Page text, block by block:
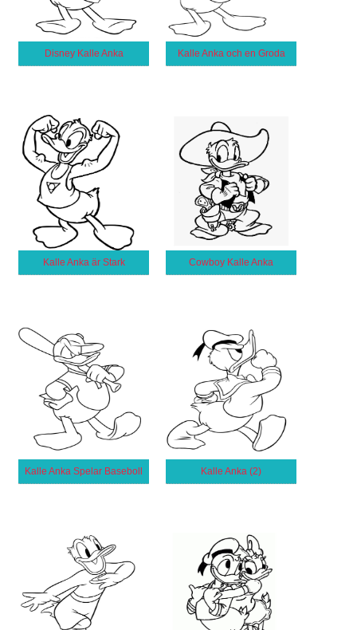
Disney Kalle Anka Kalle Anka och en Groda
Kalle Anka är Stark Cowboy Kalle Anka
Kalle Anka Spelar Baseboll Kalle Anka (2)